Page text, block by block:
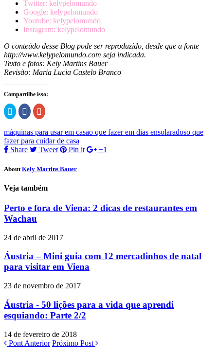
Twitter: kelypelomundo
Google: kelypelomundo
Youtube: kelypelomundo
Instagram: kelypelomundo
O conteúdo desse Blog pode ser reproduzido, desde que a fonte
http://www.kelypelomundo.com seja indicada.
Texto e fotos: Kely Martins Bauer
Revisão: Maria Lucia Castelo Branco
Compartilhe isso:
Clique
para
compartilhar
Twitter(abre
em
nova
janela)
Clique
para
compartilhar
Facebook(abre
em
nova
janela)
Compartilhe
no
em
nova
janela)
máquinas para usar em casao que fazer em dias ensolaradoso que
fazer para cuidar de casa
Share
Tweet Pin it +1
About Kely Martins Bauer
Veja também
Perto e fora de Viena: 2 dicas de restaurantes em
Wachau
24 de abril de 2017
Áustria – Mini guia com 12 mercadinhos de natal
para visitar em Viena
23 de novembro de 2017
Áustria - 50 lições para a vida que aprendi
esquiando: Parte 2/2
14 de fevereiro de 2018
Pont Anterior Próximo Post